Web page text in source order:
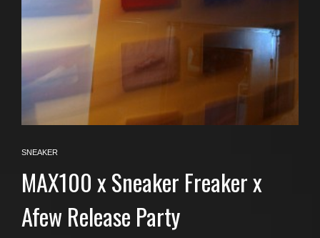
SNEAKER
MAX100 x Sneaker Freaker x
Afew Release Party